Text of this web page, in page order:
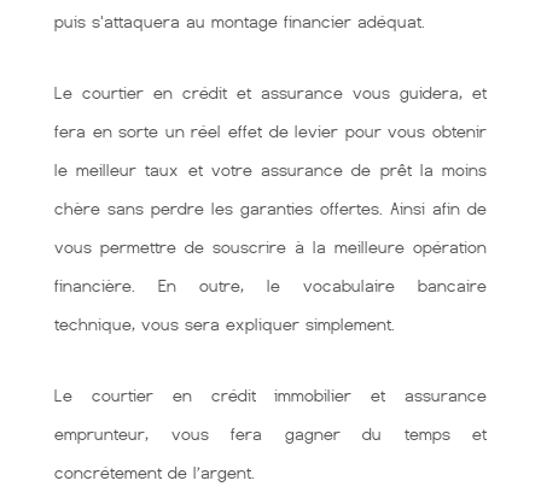
puis s'attaquera au montage financier adéquat.
Le courtier en crédit et assurance vous guidera, et
fera en sorte un réel effet de levier pour vous obtenir
le meilleur taux et votre assurance de prêt la moins
chère sans perdre les garanties offertes. Ainsi afin de
vous permettre de souscrire à la meilleure opération
financière. En outre, le vocabulaire bancaire
technique, vous sera expliquer simplement.
Le courtier en crédit immobilier et assurance
emprunteur, vous fera gagner du temps et
concrétement de l’argent.